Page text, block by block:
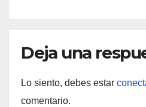
Deja una
Lo siento, debes estar
comentario.